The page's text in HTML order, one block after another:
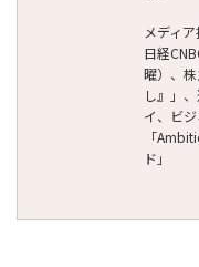
メディ
日経
曜）、
し』」
イ、ビ
「
ド」